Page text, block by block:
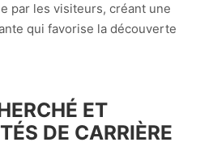
par les visiteurs, créant une
qui favorise la découverte
ET
DE CARRIÈRE